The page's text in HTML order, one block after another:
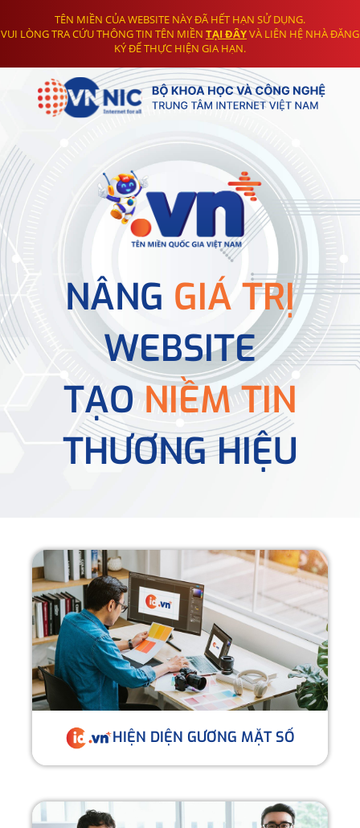
TÊN MIỀN CỦA WEBSITE NÀY ĐÃ HẾT HẠN SỬ DỤNG.
VUI LÒNG TRA CỨU THÔNG TIN TÊN MIỀN TẠI ĐÂYVÀ LIÊN HỆ NHÀ ĐĂNG
KÝ ĐỂ THỰC HIỆN GIA HẠN.
NÂNG GIÁ TRỊ
WEBSITE
TẠONIỀM TIN
THƯƠNG HIỆU
HIỆN DIỆN GƯƠNG MẶT SỐ